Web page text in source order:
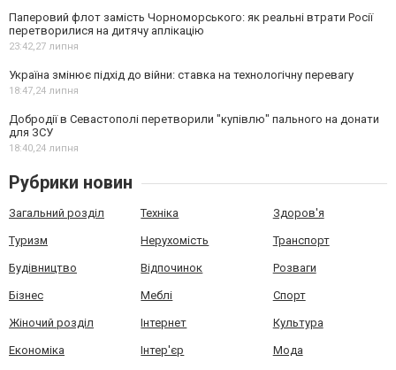
Паперовий флот замість Чорноморського: як реальні втрати Росії
перетворилися на дитячу аплікацію
23:42,27 липня
Україна змінює підхід до війни: ставка на технологічну перевагу
18:47,24 липня
Добродії в Севастополі перетворили "купівлю" пального на донати
для ЗСУ
18:40,24 липня
Рубрики новин
Загальний розділ Техніка Здоров'я
Туризм Нерухомість Транспорт
Будівництво Відпочинок Розваги
Бізнес Меблі Спорт
Жіночий розділ Інтернет Культура
Економіка Інтер'єр Мода